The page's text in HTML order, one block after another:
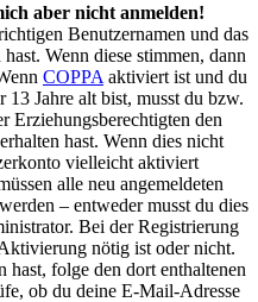
aber nicht anmelden!
Benutzernamen und das
Wenn diese stimmen, dann
COPPA aktiviert ist und du
13 Jahre alt bist, musst du bzw.
Erziehungsberechtigten den
hast. Wenn dies nicht
vielleicht aktiviert
alle neu angemeldeten
– entweder musst du dies
Bei der Registrierung
nötig ist oder nicht.
folge den dort enthaltenen
ob du deine E-Mail-Adresse